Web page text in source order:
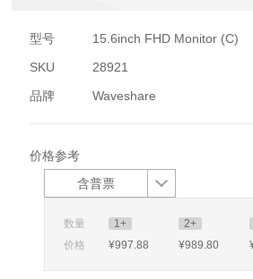
型号
15.6inch FHD Monitor (C)
SKU
28921
品牌
Waveshare
价格参考
含普票
数量 1+ 2+
价格
¥997.88 ¥989.80